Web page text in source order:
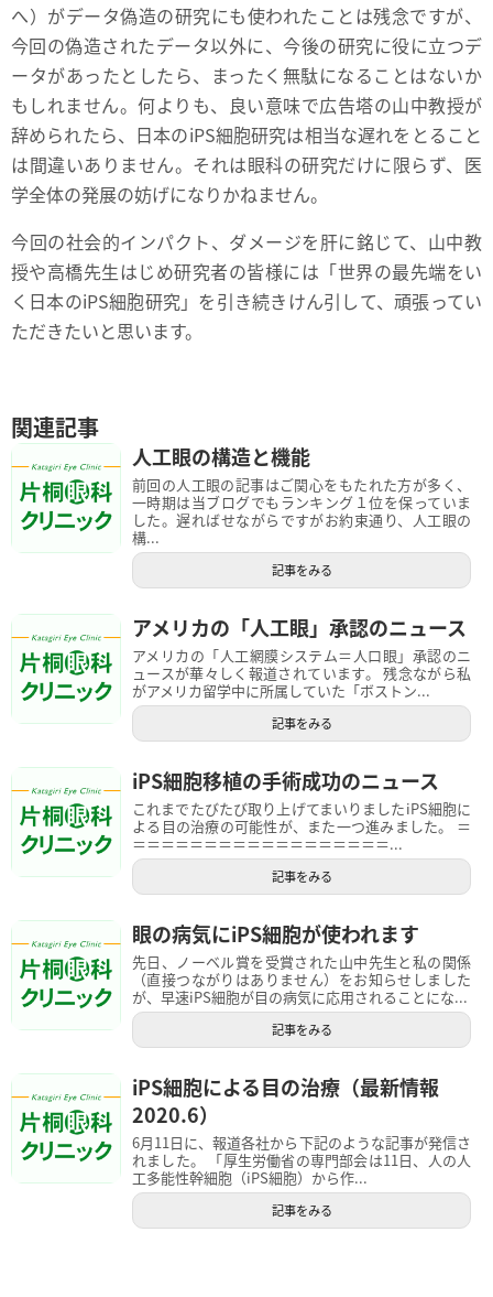
へ）がデータ偽造の研究にも使われたことは残念ですが、
今回の偽造されたデータ以外に、今後の研究に役に立つデ
ータがあったとしたら、まったく無駄になることはないか
もしれません。何よりも、良い意味で広告塔の山中教授が
辞められたら、日本のiPS細胞研究は相当な遅れをとること
は間違いありません。それは眼科の研究だけに限らず、医
学全体の発展の妨げになりかねません。
今回の社会的インパクト、ダメージを肝に銘じて、山中教
授や高橋先生はじめ研究者の皆様には「世界の最先端をい
く日本のiPS細胞研究」を引き続きけん引して、頑張ってい
ただきたいと思います。
関連記事
人工眼の構造と機能
前回の人工眼の記事はご関心をもたれた方が多く、
一時期は当ブログでもランキング１位を保っていま
した。遅ればせながらですがお約束通り、人工眼の
構...
記事をみる
アメリカの「人工眼」承認のニュース
アメリカの「人工網膜システム＝人口眼」承認のニ
ュースが華々しく報道されています。 残念ながら私
がアメリカ留学中に所属していた「ボストン...
記事をみる
iPS細胞移植の手術成功のニュース
これまでたびたび取り上げてまいりましたiPS細胞に
よる目の治療の可能性が、また一つ進みました。 ＝
＝＝＝＝＝＝＝＝＝＝＝＝＝＝＝＝＝＝...
記事をみる
眼の病気にiPS細胞が使われます
先日、ノーベル賞を受賞された山中先生と私の関係
（直接つながりはありません）をお知らせしました
が、早速iPS細胞が目の病気に応用されることにな...
記事をみる
iPS細胞による目の治療（最新情報
2020.6）
6月11日に、報道各社から下記のような記事が発信さ
れました。 「厚生労働省の専門部会は11日、人の人
工多能性幹細胞（iPS細胞）から作...
記事をみる